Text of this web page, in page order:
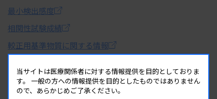
最小検出感度
相関性試験成績
較正用基準物質に関する情報
公式サイトで詳細情報を見る
当サイトは医療関係者に対する情報提供を目的としておりま
す。 一般の方への情報提供を目的としたものではありません
ので、あらかじめご了承ください。